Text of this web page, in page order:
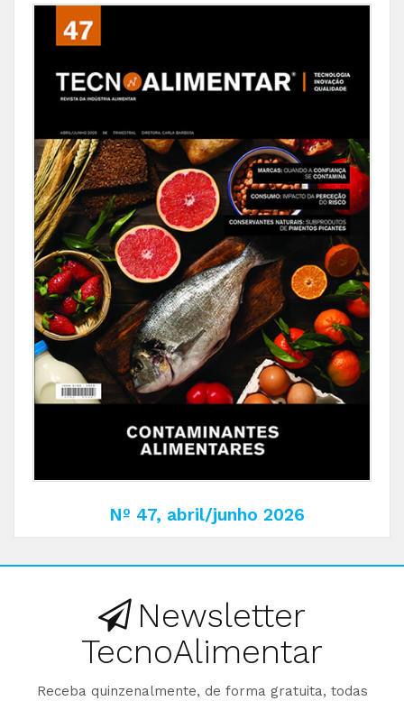
Nº 47, abril/junho 2026
Newsletter
TecnoAlimentar
Receba quinzenalmente, de forma gratuita, todas